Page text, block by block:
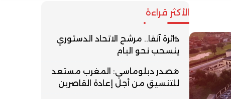
الأكثر قراءة
دائرة آنفا.. مرشح الاتحاد الدستوري
ينسحب نحو البام
مصدر دبلوماسي: المغرب مستعد
للتنسيق من أجل إعادة القاصرين